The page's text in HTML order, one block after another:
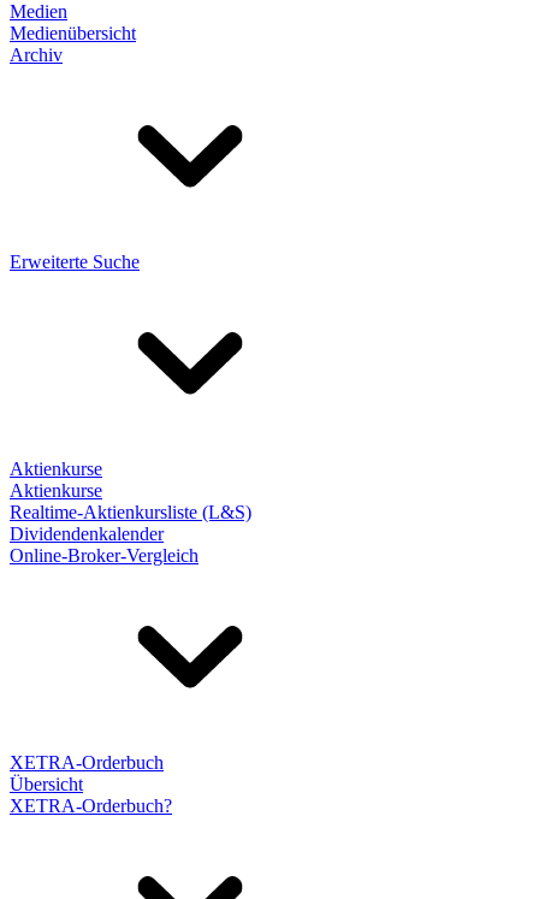
Medien
Medienübersicht
Archiv
Erweiterte Suche
Aktienkurse
Aktienkurse
Realtime-Aktienkursliste (L&S)
Dividendenkalender
Online-Broker-Vergleich
XETRA-Orderbuch
Übersicht
XETRA-Orderbuch?